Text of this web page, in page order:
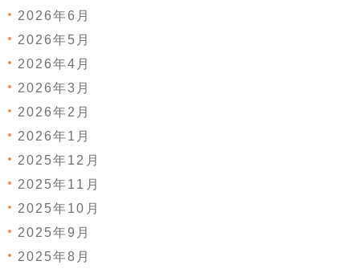
2026年6月
2026年5月
2026年4月
2026年3月
2026年2月
2026年1月
2025年12月
2025年11月
2025年10月
2025年9月
2025年8月